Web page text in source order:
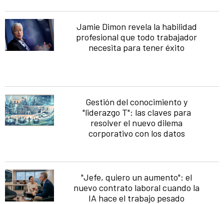
Jamie Dimon revela la habilidad
profesional que todo trabajador
necesita para tener éxito
Gestión del conocimiento y
"liderazgo T": las claves para
resolver el nuevo dilema
corporativo con los datos
"Jefe, quiero un aumento": el
nuevo contrato laboral cuando la
IA hace el trabajo pesado